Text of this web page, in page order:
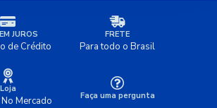
JUROS
de Crédito
FRETE
Para todo o Brasil
Loja
Mercado Faça uma pergunta